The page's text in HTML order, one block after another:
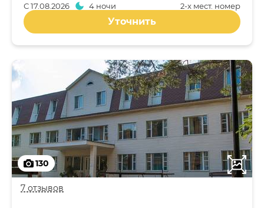
2-x мест. номер
С17.08.2026 4 ночи
Уточнить
130
7 отзывов